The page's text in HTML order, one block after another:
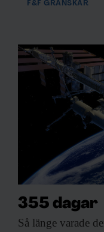
F&F GRANSKAR
355 dagar
Så länge varade